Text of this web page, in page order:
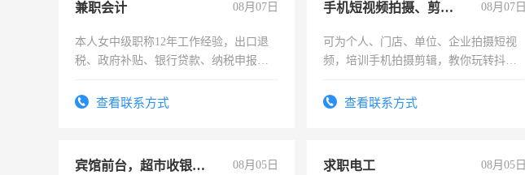
兼职会计 08月07日
本人女中级职称12年工作经验，出口退
税、政府补贴、银行贷款、纳税申报、
务，财务咨询等业务。欲求兼职会计工
查看联系方式
手机短视频拍摄、剪辑、抖音快手 08月07日
可为个人、门店、单位、企业拍摄短视
频，培训手机拍摄剪辑，教你玩转抖音
频，培训手机拍摄剪辑，教你玩转抖
查看联系方式
宾馆前台，超市收银员，淘宝客服 08月05日 求职电工 08月05日